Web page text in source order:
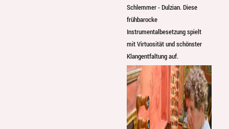
Schlemmer - Dulzian. Diese
frühbarocke
Instrumentalbesetzung spielt
mit Virtuosität und schönster
Klangentfaltung auf.